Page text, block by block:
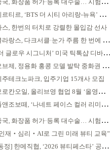
, 화장품 허가·등록 대수술… 시험자료 공용 허용
르티르, ‘BTS 더 시티 아리랑-뉴욕’ 참여
스, 한번의 터치로 강렬한 몰입감 선사
랑스, 다크서클·눈가 주름 한 번에 더블 케어
글로우 시그니처’ 미국 틱톡샵 디바이스 부문 1위
제, 정용화 홍콩 모델 발탁 중화권 공략 강화
주테크노파크, 입주기업 15개사 모집
칸오일, 올리브영 협업 8월 ‘올영픽’ 선정
조보떼, ‘나네트 페이스 컬러 리미티드’ 출시
, 화장품 허가·등록 대수술… 시험자료 공용 허용
재‧심리‧AI로 그린 미래 뷰티 교육”
정] 한메직협, ‘2026 뷰티페스타’ 공동 주최